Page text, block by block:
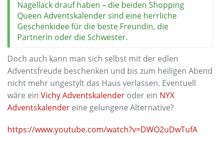
Nagellack drauf haben – die beiden Shopping
Queen Adventskalender sind eine herrliche
Geschenkidee für die beste Freundin, die
Partnerin oder die Schwester.
Doch auch kann man sich selbst mit der edlen
Adventsfreude beschenken und bis zum heiligen Abend
nicht mehr ungestylt das Haus verlassen. Eventuell
wäre ein Vichy Adventskalender oder ein NYX
Adventskalender eine gelungene Alternative?
https://www.youtube.com/watch?v=DWO2uDwTufA